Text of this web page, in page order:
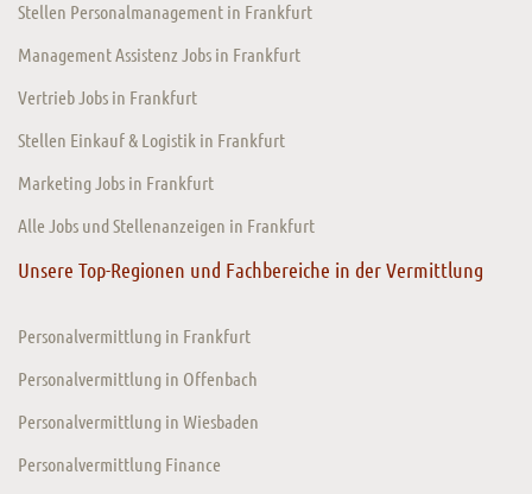
Stellen Personalmanagement in Frankfurt
Management Assistenz Jobs in Frankfurt
Vertrieb Jobs in Frankfurt
Stellen Einkauf & Logistik in Frankfurt
Marketing Jobs in Frankfurt
Alle Jobs und Stellenanzeigen in Frankfurt
Unsere Top-Regionen und Fachbereiche in der Vermittlung
Personalvermittlung in Frankfurt
Personalvermittlung in Offenbach
Personalvermittlung in Wiesbaden
Personalvermittlung Finance